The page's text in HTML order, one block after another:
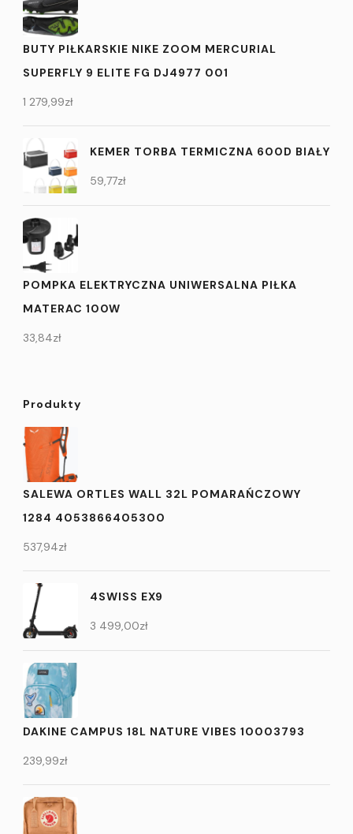
BUTY PIŁKARSKIE NIKE ZOOM MERCURIAL
SUPERFLY 9 ELITE FG DJ4977 001
1 279,99zł
KEMER TORBA TERMICZNA 600D BIAŁY
59,77zł
POMPKA ELEKTRYCZNA UNIWERSALNA PIŁKA
MATERAC 100W
33,84zł
Produkty
SALEWA ORTLES WALL 32L POMARAŃCZOWY
1284 4053866405300
537,94zł
4SWISS EX9
3 499,00zł
DAKINE CAMPUS 18L NATURE VIBES 10003793
239,99zł